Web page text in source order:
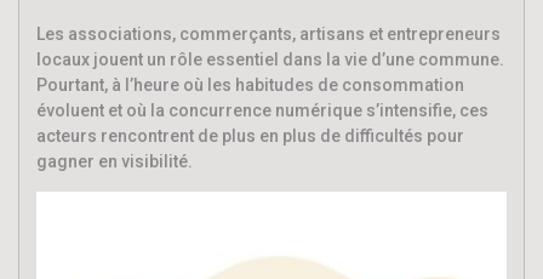
Les associations, commerçants, artisans et entrepreneurs
locaux jouent un rôle essentiel dans la vie d’une commune.
Pourtant, à l’heure où les habitudes de consommation
évoluent et où la concurrence numérique s’intensifie, ces
acteurs rencontrent de plus en plus de difficultés pour
gagner en visibilité.